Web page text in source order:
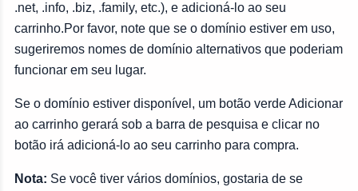
.net, .info, .biz, .family, etc.), e adicioná-lo ao seu
carrinho.Por favor, note que se o domínio estiver em uso,
sugeriremos nomes de domínio alternativos que poderiam
funcionar em seu lugar.
Se o domínio estiver disponível, um botão verde Adicionar
ao carrinho gerará sob a barra de pesquisa e clicar no
botão irá adicioná-lo ao seu carrinho para compra.
Nota: Se você tiver vários domínios, gostaria de se